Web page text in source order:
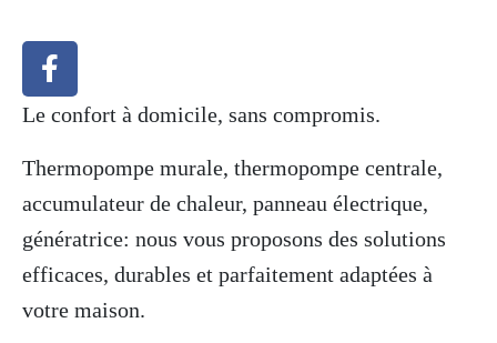
Le confort à domicile, sans compromis.
Thermopompe murale, thermopompe centrale,
accumulateur de chaleur, panneau électrique,
génératrice: nous vous proposons des solutions
efficaces, durables et parfaitement adaptées à
votre maison.